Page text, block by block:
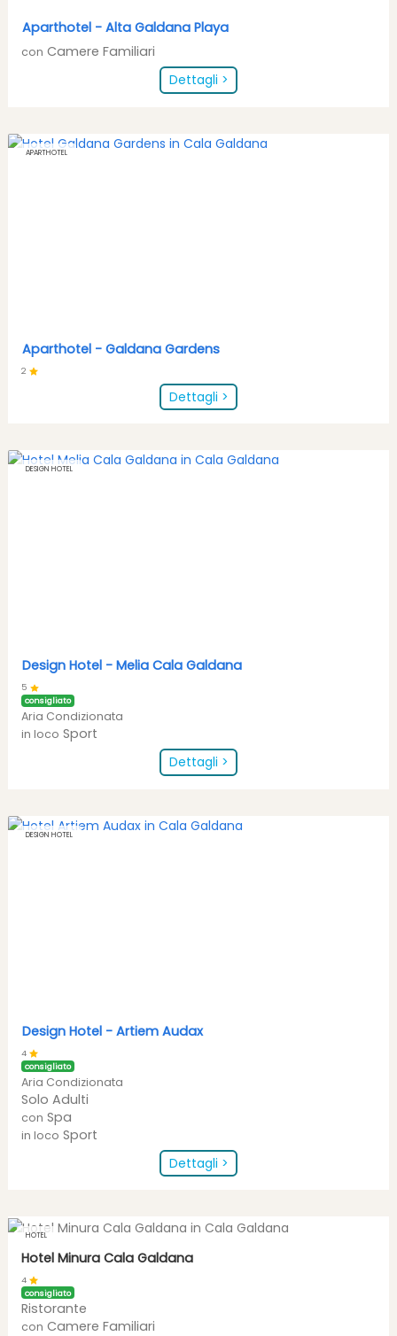
Aparthotel - Alta Galdana Playa
con Camere Familiari
Dettagli >
APARTHOTEL
Aparthotel - Galdana Gardens
2
Dettagli >
DESIGN HOTEL
Design Hotel - Melia Cala Galdana
5
consigliato
Aria Condizionata
in loco Sport
Dettagli >
DESIGN HOTEL
Design Hotel - Artiem Audax
4
consigliato
Aria Condizionata
Solo Adulti
con Spa
in loco Sport
Dettagli >
HOTEL
Hotel Minura Cala Galdana
4
consigliato
Ristorante
con Camere Familiari